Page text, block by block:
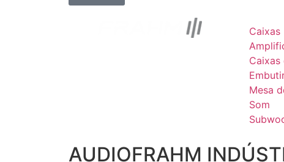
Caixas
Caixas
Mesa
Som
AUDIOFRAHM